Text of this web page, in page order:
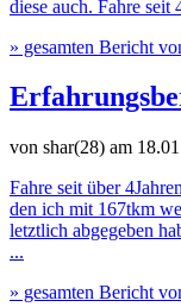
diese auch. Fahre
» gesamten Bericht
von shar(28) am
Fahre seit über
den ich mit 167tkm
letztlich abgegeben
...
» gesamten Bericht